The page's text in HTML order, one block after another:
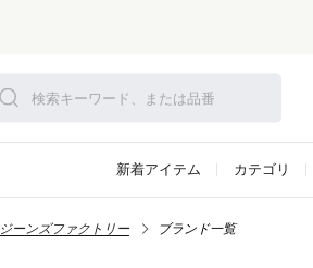
新着アイテム カテゴリ
ジーンズファクトリー ブランド一覧